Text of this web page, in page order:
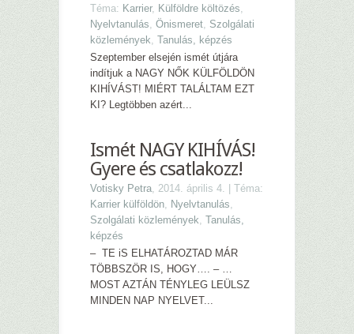
Téma: Karrier, Külföldre költözés,
Nyelvtanulás, Önismeret, Szolgálati
közlemények, Tanulás, képzés
Szeptember elsején ismét útjára
indítjuk a NAGY NŐK KÜLFÖLDÖN
KIHÍVÁST! MIÉRT TALÁLTAM EZT
KI? Legtöbben azért...
Ismét NAGY KIHÍVÁS!
Gyere és csatlakozz!
Votisky Petra, 2014. április 4. | Téma:
Karrier külföldön, Nyelvtanulás,
Szolgálati közlemények, Tanulás,
képzés
– TE iS ELHATÁROZTAD MÁR
TÖBBSZÖR IS, HOGY…. – …
MOST AZTÁN TÉNYLEG LEÜLSZ
MINDEN NAP NYELVET...